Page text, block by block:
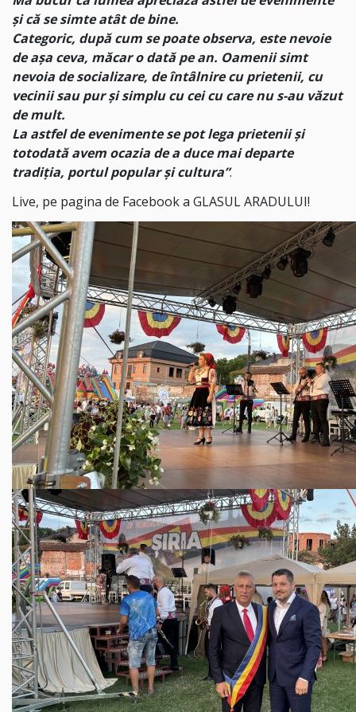
și că se simte atât de bine.
Categoric, după cum se poate observa, este nevoie
de așa ceva, măcar o dată pe an. Oamenii simt
nevoia de socializare, de întâlnire cu prietenii, cu
vecinii sau pur și simplu cu cei cu care nu s-au văzut
de mult.
La astfel de evenimente se pot lega prietenii și
totodată avem ocazia de a duce mai departe
tradiția, portul popular și cultura”.
Live, pe pagina de Facebook a GLASUL ARADULUI!